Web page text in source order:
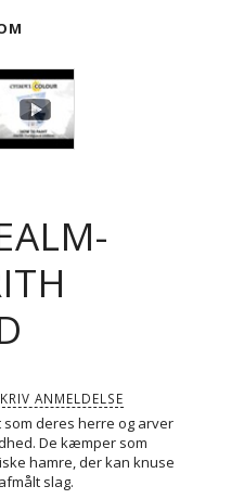
ANMELDELSE
deres herre og arver
De kæmper som
hamre, der kan knuse
slag.